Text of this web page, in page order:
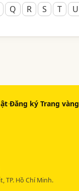
Q R S T U
·Đăng ký Trang vàng
TP. Hồ Chí Minh.